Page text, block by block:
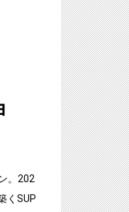
。202
くSUP